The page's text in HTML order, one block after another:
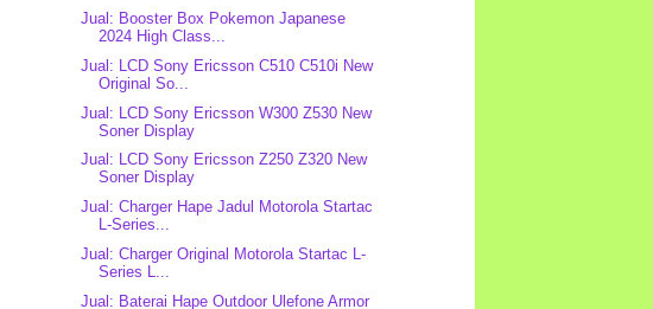
Jual: Booster Box Pokemon Japanese
2024 High Class...
Jual: LCD Sony Ericsson C510 C510i New
Original So...
Jual: LCD Sony Ericsson W300 Z530 New
Soner Display
Jual: LCD Sony Ericsson Z250 Z320 New
Soner Display
Jual: Charger Hape Jadul Motorola Startac
L-Series...
Jual: Charger Original Motorola Startac L-
Series L...
Jual: Baterai Hape Outdoor Ulefone Armor